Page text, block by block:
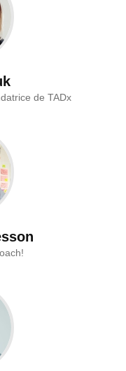
de TADx